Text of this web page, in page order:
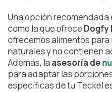
Una opción recomendada
como la que ofrece Dogfy
ofrecemos alimentos para
naturales y no contienen
Además, la asesoría de
para adaptar las
específicas de tu Teckel